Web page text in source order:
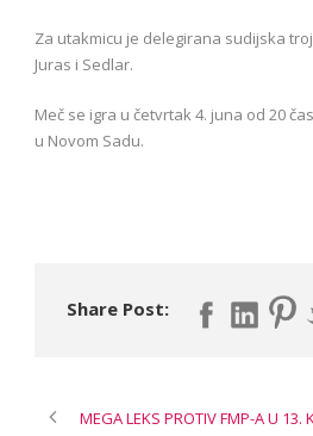
Za utakmicu je delegirana sudijska
Juras i Sedlar.
Meč se igra u četvrtak 4. juna od 20
u Novom Sadu.
Share Post:
MEGA LEKS PROTIV FMP-A U 13.